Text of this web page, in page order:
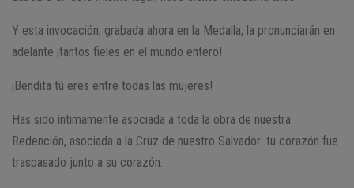
Y esta invocación, grabada ahora en la Medalla, la pronunciarán en
adelante ¡tantos fieles en el mundo entero!
¡Bendita tú eres entre todas las mujeres!
Has sido íntimamente asociada a toda la obra de nuestra
Redención, asociada a la Cruz de nuestro Salvador: tu corazón fue
traspasado junto a su corazón.